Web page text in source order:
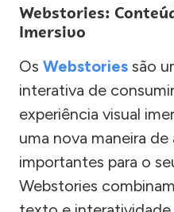
Webstories:
Imersivo
Os Webstories são
interativa de
experiência visual
uma nova maneira
importantes para o
Webstories